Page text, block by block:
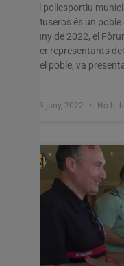
el poliesportiu
Museros és un
juny de 2022, el
per representants
del poble, va
23 juny, 2022 No hi